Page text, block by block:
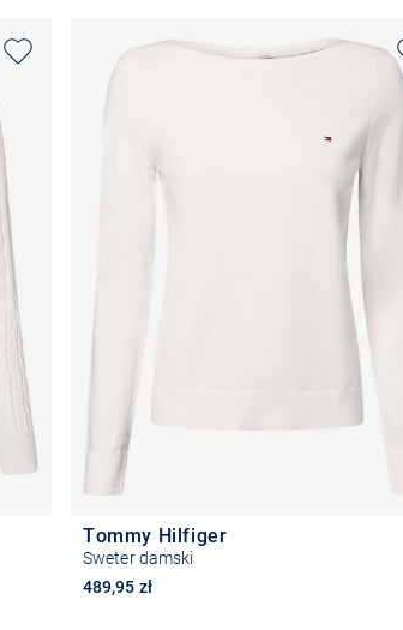
Tommy Hilfiger
Sweter damski
489,95 zł